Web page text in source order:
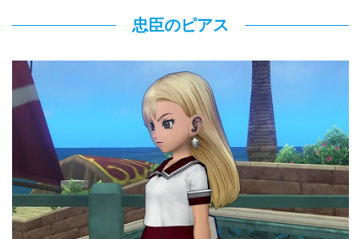
忠臣のピアス